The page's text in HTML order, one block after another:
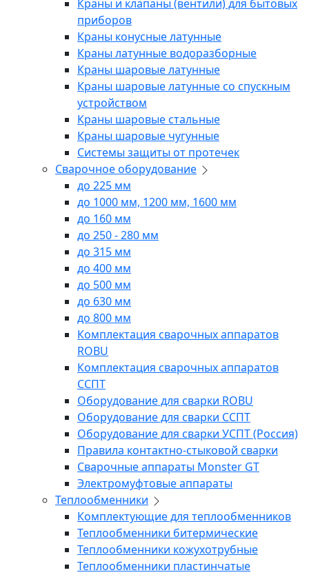
Краны и клапаны (вентили) для бытовых
приборов
Краны конусные латунные
Краны латунные водоразборные
Краны шаровые латунные
Краны шаровые латунные со спускным
устройством
Краны шаровые стальные
Краны шаровые чугунные
Системы защиты от протечек
Сварочное оборудование
до 225 мм
до 1000 мм, 1200 мм, 1600 мм
до 160 мм
до 250 - 280 мм
до 315 мм
до 400 мм
до 500 мм
до 630 мм
до 800 мм
Комплектация сварочных аппаратов
ROBU
Комплектация сварочных аппаратов
ССПТ
Оборудование для сварки ROBU
Оборудование для сварки ССПТ
Оборудование для сварки УСПТ (Россия)
Правила контактно-стыковой сварки
Сварочные аппараты Monster GT
Электромуфтовые аппараты
Теплообменники
Комплектующие для теплообменников
Теплообменники битермические
Теплообменники кожухотрубные
Теплообменники пластинчатые